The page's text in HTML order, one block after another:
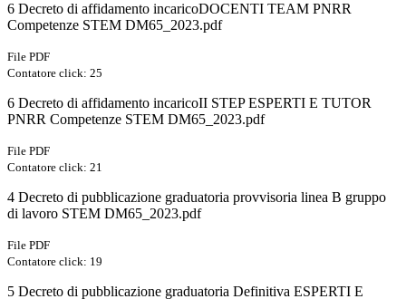
6 Decreto di affidamento incaricoDOCENTI TEAM PNRR
Competenze STEM DM65_2023.pdf
File PDF
Contatore click: 25
6 Decreto di affidamento incaricoII STEP ESPERTI E TUTOR
PNRR Competenze STEM DM65_2023.pdf
File PDF
Contatore click: 21
4 Decreto di pubblicazione graduatoria provvisoria linea B gruppo
di lavoro STEM DM65_2023.pdf
File PDF
Contatore click: 19
5 Decreto di pubblicazione graduatoria Definitiva ESPERTI E